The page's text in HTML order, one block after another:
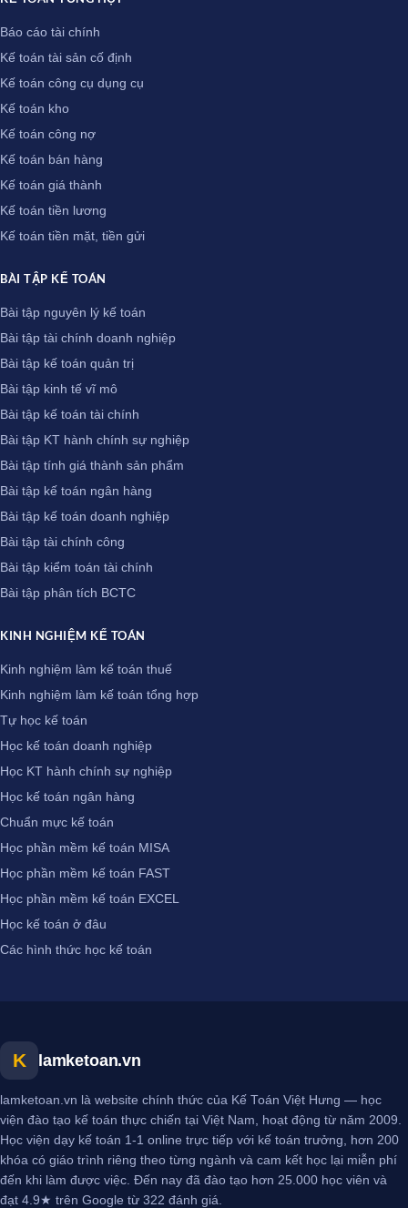
Báo cáo tài chính
Kế toán tài sản cố định
Kế toán công cụ dụng cụ
Kế toán kho
Kế toán công nợ
Kế toán bán hàng
Kế toán giá thành
Kế toán tiền lương
Kế toán tiền mặt, tiền gửi
BÀI TẬP KẾ TOÁN
Bài tập nguyên lý kế toán
Bài tập tài chính doanh nghiệp
Bài tập kế toán quản trị
Bài tập kinh tế vĩ mô
Bài tập kế toán tài chính
Bài tập KT hành chính sự nghiệp
Bài tập tính giá thành sản phẩm
Bài tập kế toán ngân hàng
Bài tập kế toán doanh nghiệp
Bài tập tài chính công
Bài tập kiểm toán tài chính
Bài tập phân tích BCTC
KINH NGHIỆM KẾ TOÁN
Kinh nghiệm làm kế toán thuế
Kinh nghiệm làm kế toán tổng hợp
Tự học kế toán
Học kế toán doanh nghiệp
Học KT hành chính sự nghiệp
Học kế toán ngân hàng
Chuẩn mực kế toán
Học phần mềm kế toán MISA
Học phần mềm kế toán FAST
Học phần mềm kế toán EXCEL
Học kế toán ở đâu
Các hình thức học kế toán
K lamketoan.vn
lamketoan.vn là website chính thức của Kế Toán Việt Hưng — học
viện đào tạo kế toán thực chiến tại Việt Nam, hoạt động từ năm 2009.
Học viện dạy kế toán 1-1 online trực tiếp với kế toán trưởng, hơn 200
khóa có giáo trình riêng theo từng ngành và cam kết học lại miễn phí
đến khi làm được việc. Đến nay đã đào tạo hơn 25.000 học viên và
đạt 4.9★ trên Google từ 322 đánh giá.